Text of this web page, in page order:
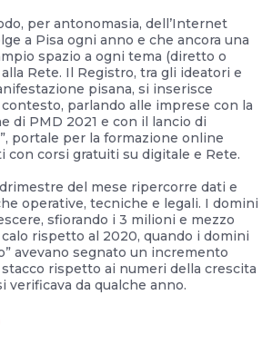
per antonomasia, dell’Internet
a Pisa ogni anno e che ancora una
spazio a ogni tema (diretto o
Rete. Il Registro, tra gli ideatori e
pisana, si inserisce
parlando alle imprese con la
di PMD 2021 e con il lancio di
portale per la formazione online
con corsi gratuiti su digitale e Rete.
del mese ripercorre dati e
operative, tecniche e legali. I domini
sfiorando i 3 milioni e mezzo
rispetto al 2020, quando i domini
avevano segnato un incremento
rispetto ai numeri della crescita
verificava da qualche anno.